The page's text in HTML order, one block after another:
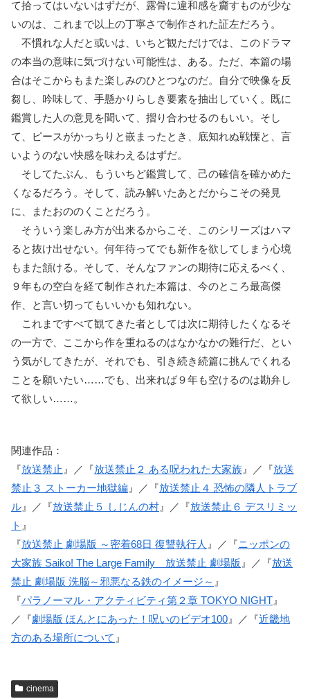
て拾ってはいないはずだが、露骨に違和感を齎すものが少な
いのは、これまで以上の丁寧さで制作された証左だろう。
不慣れな人だと或いは、いちど観ただけでは、このドラマ
の本当の意味に気づけない可能性は、ある。ただ、本篇の場
合はそこからもまた楽しみのひとつなのだ。自分で映像を反
芻し、吟味して、手懸かりらしき要素を抽出していく。既に
鑑賞した人の意見を聞いて、摺り合わせるのもいい。そし
て、ピースがかっちりと嵌まったとき、底知れぬ戦慄と、言
いようのない快感を味わえるはずだ。
そしてたぶん、もういちど鑑賞して、己の確信を確かめた
くなるだろう。そして、読み解いたあとだからこその発見
に、またおののくことだろう。
そういう楽しみ方が出来るからこそ、このシリーズはハマ
ると抜け出せない。何年待ってでも新作を欲してしまう心境
もまた頷ける。そして、そんなファンの期待に応えるべく、
９年もの空白を経て制作された本篇は、今のところ最高傑
作、と言い切ってもいいかも知れない。
これまですべて観てきた者としては次に期待したくなるそ
の一方で、ここから作を重ねるのはなかなかの難行だ、とい
う気がしてきたが、それでも、引き続き続篇に挑んでくれる
ことを願いたい……でも、出来れば９年も空けるのは勘弁し
て欲しい……。
関連作品：
『放送禁止 』／『放送禁止２ ある呪われた大家族 』／『放送
禁止３ ストーカー地獄編 』／『放送禁止４ 恐怖の隣人トラブ
ル 』／『放送禁止５ しじんの村 』／『放送禁止６ デスリミッ
ト 』
『放送禁止 劇場版 ～密着68日 復讐執行人 』／『ニッポンの
大家族 Saiko! The Large Family 放送禁止 劇場版 』／『放送
禁止 劇場版 洗脳～邪悪なる鉄のイメージ～ 』
『パラノーマル・アクティビティ第２章 TOKYO NIGHT 』
／『劇場版 ほんとにあった！呪いのビデオ100 』／『近畿地
方のある場所について 』
cinema